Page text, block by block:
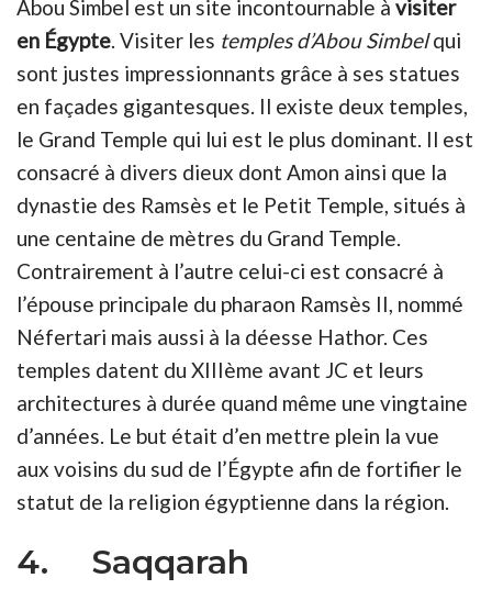
Abou Simbel est un site incontournable à visiter
en Égypte. Visiter les temples d’Abou Simbelqui
sont justes impressionnants grâce à ses statues
en façades gigantesques. Il existe deux temples,
le Grand Temple qui lui est le plus dominant. Il est
consacré à divers dieux dont Amon ainsi que la
dynastie des Ramsès et le Petit Temple, situés à
une centaine de mètres du Grand Temple.
Contrairement à l’autre celui-ci est consacré à
l’épouse principale du pharaon Ramsès II, nommé
Néfertari mais aussi à la déesse Hathor. Ces
temples datent du XIIIème avant JC et leurs
architectures à durée quand même une vingtaine
d’années. Le but était d’en mettre plein la vue
aux voisins du sud de l’Égypte afin de fortifier le
statut de la religion égyptienne dans la région.
4. Saqqarah